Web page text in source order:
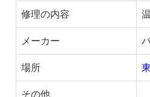
修理の内容
メーカー
場所
その他